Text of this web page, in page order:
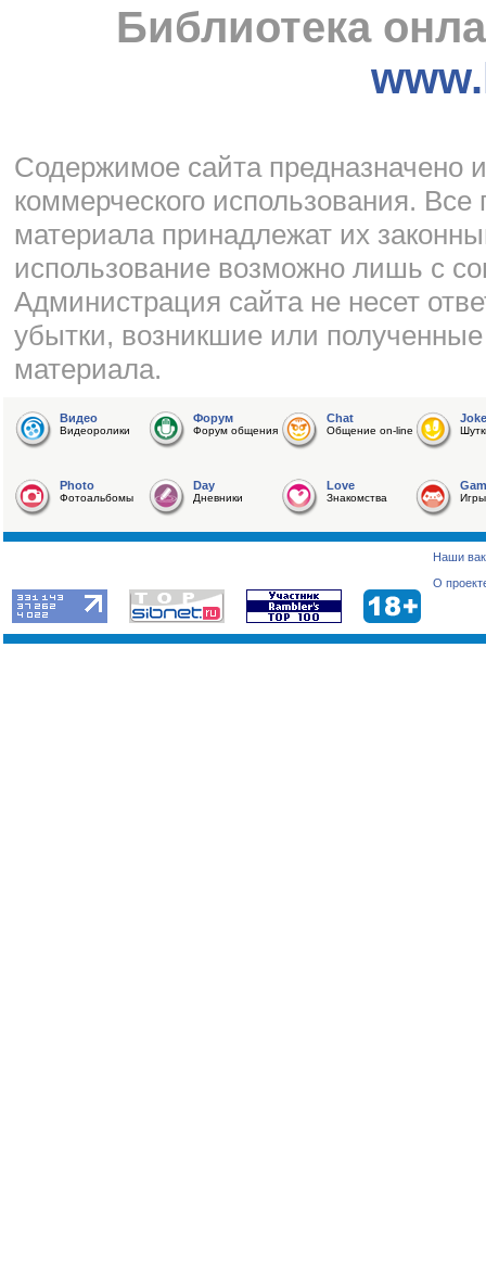
Библиотека
Cодержимое сайта предназначено
коммерческого использования.
материала принадлежат их
использование возможно лишь с
Администрация сайта не несет
убытки, возникшие или
материала.
Видео
Видеоролики
Форум
Форум общения
Chat
Общение on-line
Joke
Photo
Фотоальбомы
Day
Дневники
Love
Знакомства Игры
Наши
О